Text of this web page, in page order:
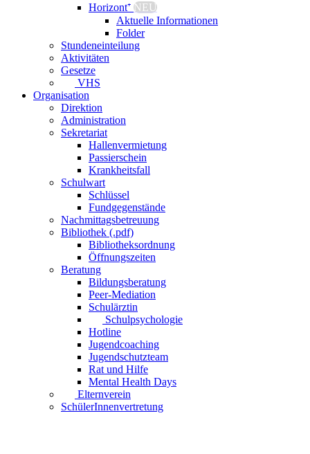
Horizont⁺ NEU
Aktuelle Informationen
Folder
Stundeneinteilung
Aktivitäten
Gesetze
VHS
Organisation
Direktion
Administration
Sekretariat
Hallenvermietung
Passierschein
Krankheitsfall
Schulwart
Schlüssel
Fundgegenstände
Nachmittagsbetreuung
Bibliothek (.pdf)
Bibliotheksordnung
Öffnungszeiten
Beratung
Bildungsberatung
Peer-Mediation
Schulärztin
Schulpsychologie
Hotline
Jugendcoaching
Jugendschutzteam
Rat und Hilfe
Mental Health Days
Elternverein
SchülerInnenvertretung